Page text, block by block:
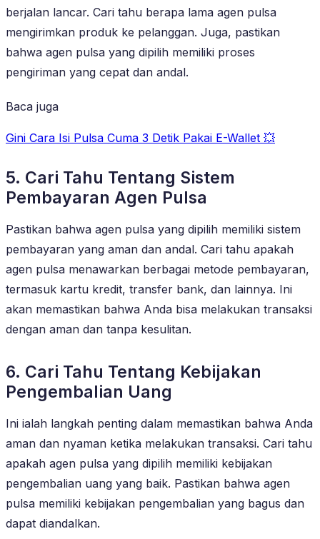
berjalan lancar. Cari tahu berapa lama agen pulsa
mengirimkan produk ke pelanggan. Juga, pastikan
bahwa agen pulsa yang dipilih memiliki proses
pengiriman yang cepat dan andal.
Baca juga
Gini Cara Isi Pulsa Cuma 3 Detik Pakai E-Wallet 💥
5. Cari Tahu Tentang Sistem
Pembayaran Agen Pulsa
Pastikan bahwa agen pulsa yang dipilih memiliki sistem
pembayaran yang aman dan andal. Cari tahu apakah
agen pulsa menawarkan berbagai metode pembayaran,
termasuk kartu kredit, transfer bank, dan lainnya. Ini
akan memastikan bahwa Anda bisa melakukan transaksi
dengan aman dan tanpa kesulitan.
6. Cari Tahu Tentang Kebijakan
Pengembalian Uang
Ini ialah langkah penting dalam memastikan bahwa Anda
aman dan nyaman ketika melakukan transaksi. Cari tahu
apakah agen pulsa yang dipilih memiliki kebijakan
pengembalian uang yang baik. Pastikan bahwa agen
pulsa memiliki kebijakan pengembalian yang bagus dan
dapat diandalkan.